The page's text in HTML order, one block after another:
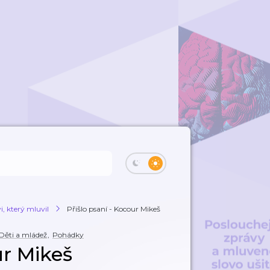
který mluvil Přišlo psaní - Kocour Mikeš
a mládež, Pohádky
Mikeš